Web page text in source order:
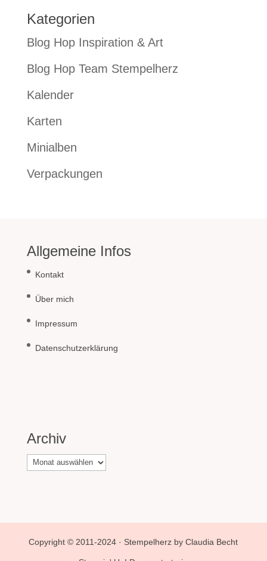
Kategorien
Blog Hop Inspiration & Art
Blog Hop Team Stempelherz
Kalender
Karten
Minialben
Verpackungen
Allgemeine Infos
Kontakt
Über mich
Impressum
Datenschutzerklärung
Archiv
Archiv
Copyright © 2011-2024 · Stempelherz by Claudia Becht